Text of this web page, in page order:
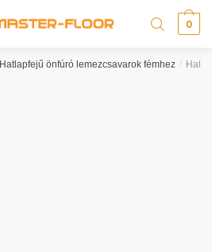
0
Hatlapfejű önfúró lemezcsavarok fémhez /